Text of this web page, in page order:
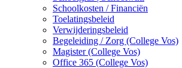
Schoolkosten / Financiën
Toelatingsbeleid
Verwijderingsbeleid
Begeleiding / Zorg (College Vos)
Magister (College Vos)
Office 365 (College Vos)